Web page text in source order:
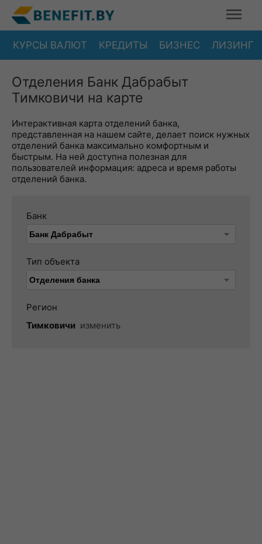
КУРСЫ ВАЛЮТ КРЕДИТЫ БИЗНЕС ЛИЗИНГ
Отделения Банк Дабрабыт
Тимковичи на карте
Интерактивная карта отделений банка,
представленная на нашем сайте, делает поиск нужных
отделений банка максимально комфортным и
быстрым. На ней доступна полезная для
пользователей информация: адреса и время работы
отделений банка.
Банк
Тип объекта
Регион
Тимковичи изменить